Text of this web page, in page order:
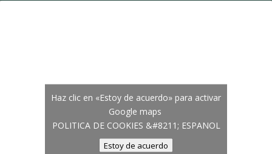
Haz clic en «Estoy de acuerdo» para activar
Google maps
POLITICA DE COOKIES &#8211; ESPANOL
Estoy de acuerdo